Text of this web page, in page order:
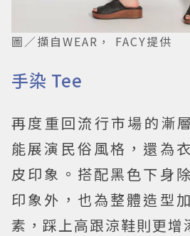
圖／擷自WEAR， FACY提供
手染 Tee
再度重回流行市場的漸
能展演民俗風格，還為
皮印象。搭配黑色下身
印象外，也為整體造型
素，踩上高跟涼鞋則更增